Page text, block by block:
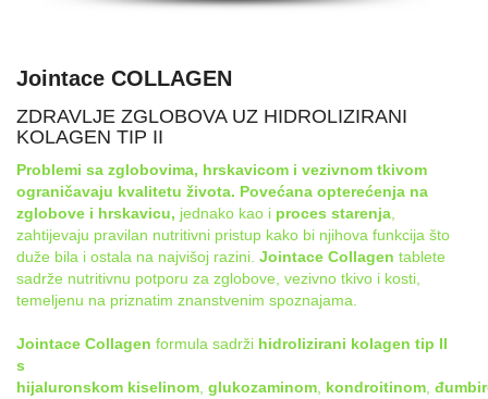
Jointace COLLAGEN
ZDRAVLJE ZGLOBOVA UZ HIDROLIZIRANI
KOLAGEN TIP II
Problemi sa zglobovima, hrskavicom i vezivnom tkivom
ograničavaju kvalitetu života. Povećana opterećenja na
zglobove i hrskavicu, jednako kao i proces starenja
zahtijevaju pravilan nutritivni pristup kako bi njihova funkcija što
duže bila i ostala na najvišoj razini. Jointace Collagen tablete
sadrže nutritivnu potporu za zglobove, vezivno tkivo i kosti,
temeljenu na priznatim znanstvenim spoznajama.
Jointace Collagen formula sadrži hidrolizirani kolagen tip II
s
hijaluronskom kiselinom glukozaminom kondroitinom